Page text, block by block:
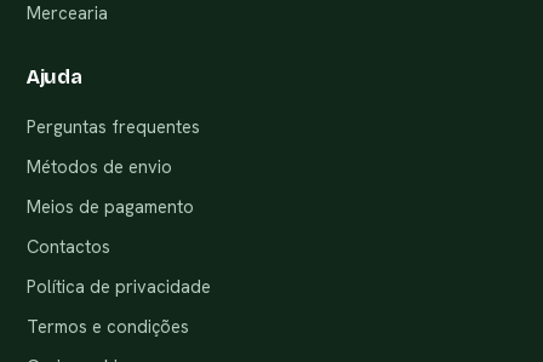
Mercearia
Ajuda
Perguntas frequentes
Métodos de envio
Meios de pagamento
Contactos
Política de privacidade
Termos e condições